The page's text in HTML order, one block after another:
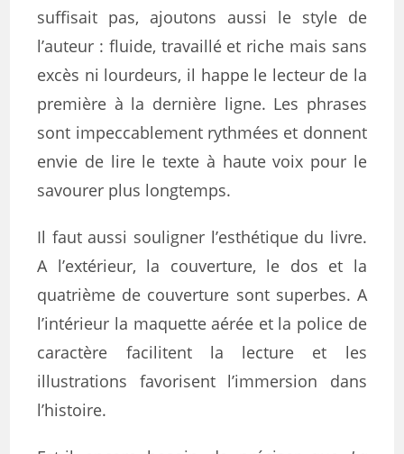
suffisait pas, ajoutons aussi le style de
l’auteur : fluide, travaillé et riche mais sans
excès ni lourdeurs, il happe le lecteur de la
première à la dernière ligne. Les phrases
sont impeccablement rythmées et donnent
envie de lire le texte à haute voix pour le
savourer plus longtemps.
Il faut aussi souligner l’esthétique du livre.
A l’extérieur, la couverture, le dos et la
quatrième de couverture sont superbes. A
l’intérieur la maquette aérée et la police de
caractère facilitent la lecture et les
illustrations favorisent l’immersion dans
l’histoire.